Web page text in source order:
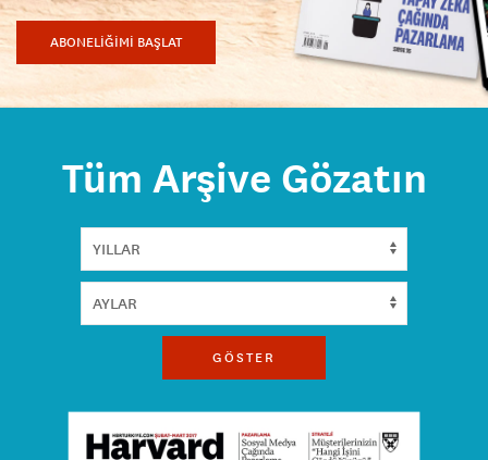
ABONELİĞİMİ BAŞLAT
Tüm Arşive Gözatın
GÖSTER